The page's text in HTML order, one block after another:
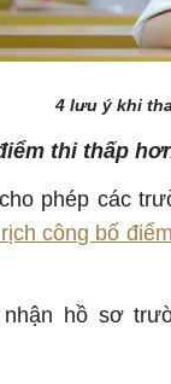
4 lưu ý khi
thi thấp
phép các
công bố
hồ sơ